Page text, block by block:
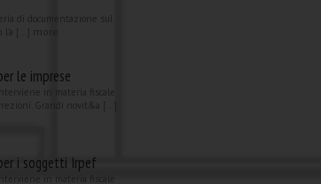
di documentazione sul
[...] more
le imprese
in materia fiscale
Grandi novit&a [...]
i soggetti Irpef